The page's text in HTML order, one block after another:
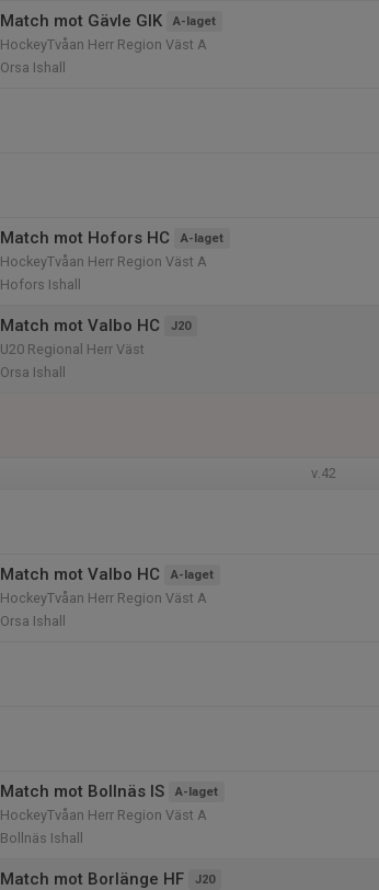
Match mot Gävle GIK A-laget
HockeyTvåan Herr Region Väst A
Orsa Ishall
Match mot Hofors HC A-laget
HockeyTvåan Herr Region Väst A
Hofors Ishall
Match mot Valbo HC J20
U20 Regional Herr Väst
Orsa Ishall
v.42
Match mot Valbo HC A-laget
HockeyTvåan Herr Region Väst A
Orsa Ishall
Match mot Bollnäs IS A-laget
HockeyTvåan Herr Region Väst A
Bollnäs Ishall
Match mot Borlänge HF J20